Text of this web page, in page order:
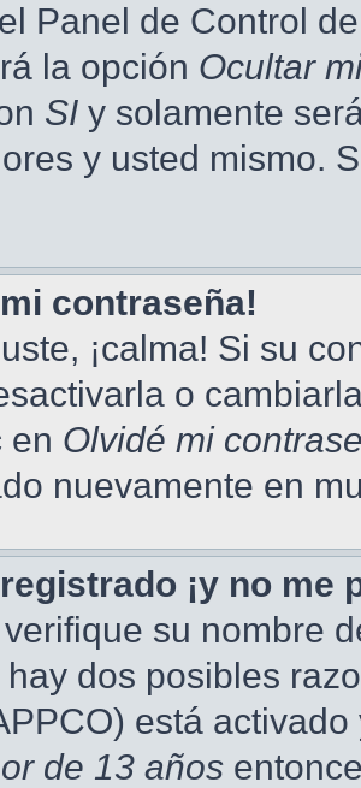
Panel de Control
la opción Ocultar
SI y solamente
y usted mismo.
contraseña!
¡calma! Si su
o
en Olvidé mi
nuevamente en
¡y no me
su nombre
dos posibles
está
de 13 años